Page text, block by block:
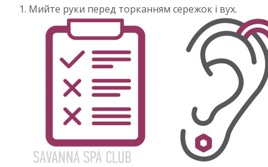
Мийте руки перед торканням сережок і вух.